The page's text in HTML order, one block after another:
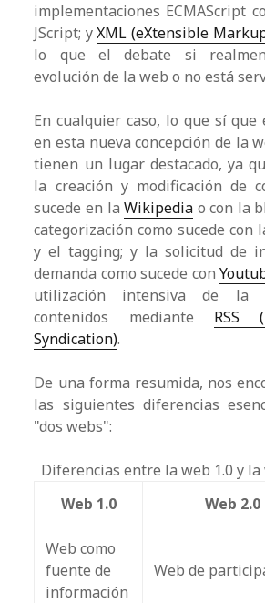
implementaciones ECMAScript
JScript; yXML (eXtensible
lo que el debate si
evolución de la web o no está
En cualquier caso, lo que sí que
en esta nueva concepción de la
tienen un lugar destacado, ya
la creación y modificación de
sucede en laWikipedia o con la
categorización como sucede con
y el tagging; y la solicitud de
demanda como sucede con
utilización intensiva de la
contenidos mediante RSS
Syndication).
De una forma resumida, nos
las siguientes diferencias
"dos webs":
Diferencias entre la web 1.0 y la
Web 1.0
Web 2.0
Web como
fuente de
información
Web de